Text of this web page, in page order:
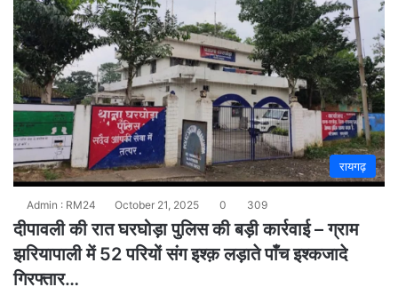
रायगढ़
Admin : RM24 October 21, 2025 0 309
दीपावली की रात घरघोड़ा पुलिस की बड़ी कार्रवाई – ग्राम
झरियापाली में 52 परियों संग इश्क़ लड़ाते पाँच इश्कजादे
गिरफ्तार…